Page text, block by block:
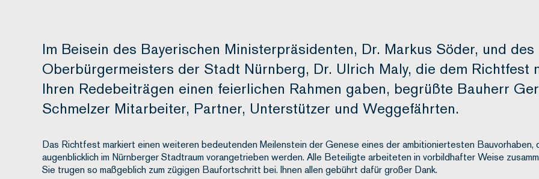
Im Beisein des Bayerischen Ministerpräsidenten, Dr. Markus Söder, und des
Oberbürgermeisters der Stadt Nürnberg, Dr. Ulrich Maly, die dem Richtfest
Ihren Redebeiträgen einen feierlichen Rahmen gaben, begrüßte Bauherr
Schmelzer Mitarbeiter, Partner, Unterstützer und Weggefährten.
Das Richtfest markiert einen weiteren bedeutenden Meilenstein der Genese eines der ambitioniertesten Bauvorhaben,
augenblicklich im Nürnberger Stadtraum vorangetrieben werden. Alle Beteiligte arbeiteten in vorbildhafter Weise
Sie trugen so maßgeblich zum zügigen Baufortschritt bei. Ihnen allen gebührt dafür großer Dank.